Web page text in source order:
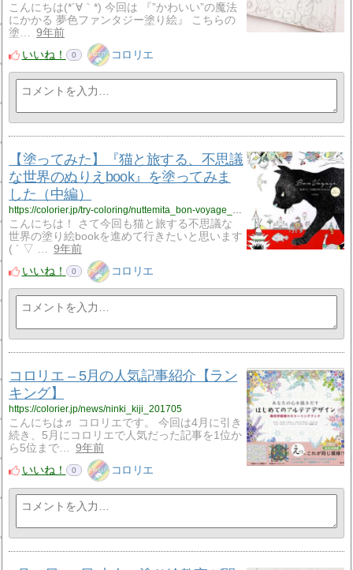
こんにちは(*´∀｀*) 今回は 『”かわいい”の魔法
にかかる 夢色ファンタジー塗り絵』 こちらの
塗…
9年前
いいね！
0 コロリエ
【塗ってみた】『猫と旅する、不思議
な世界のぬりえbook』を塗ってみま
した（中編）
こんにちは！ さて今回も猫と旅する不思議な
世界の塗り絵bookを進めて行きたいと思います
( ´ ▽ …
9年前
いいね！
0 コロリエ
コロリエ – 5月の人気記事紹介【ラン
キング】
https://colorier.jp/news/ninki_kiji_201705
こんにちは♬ コロリエです。 今回は4月に引き
続き、5月にコロリエで人気だった記事を1位か
ら5位まで…
9年前
いいね！
0 コロリエ